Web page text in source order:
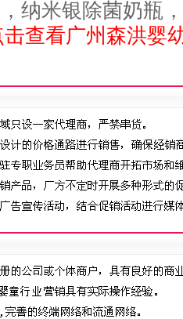
纳米银除菌奶瓶
击查看广州森洪婴